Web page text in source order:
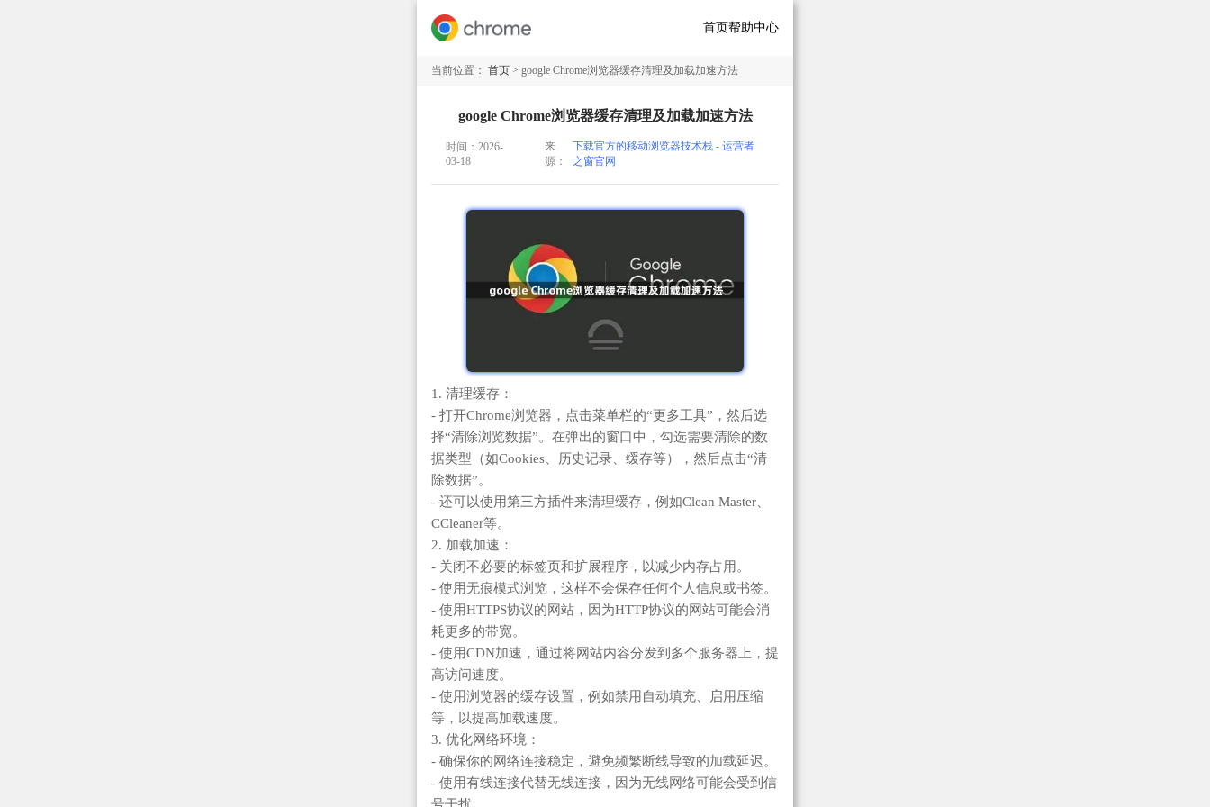
首页帮助中心
当前位置： 首页 > google Chrome浏览器缓存清理及加载加速方法
google Chrome浏览器缓存清理及加载加速方法
时间：2026-
03-18
来
源：
下载官方的移动浏览器技术栈 - 运营者
之窗官网
1. 清理缓存：
- 打开Chrome浏览器，点击菜单栏的“更多工具”，然后选
择“清除浏览数据”。在弹出的窗口中，勾选需要清除的数
据类型（如Cookies、历史记录、缓存等），然后点击“清
除数据”。
- 还可以使用第三方插件来清理缓存，例如Clean Master、
CCleaner等。
2. 加载加速：
- 关闭不必要的标签页和扩展程序，以减少内存占用。
- 使用无痕模式浏览，这样不会保存任何个人信息或书签。
- 使用HTTPS协议的网站，因为HTTP协议的网站可能会消
耗更多的带宽。
- 使用CDN加速，通过将网站内容分发到多个服务器上，提
高访问速度。
- 使用浏览器的缓存设置，例如禁用自动填充、启用压缩
等，以提高加载速度。
3. 优化网络环境：
- 确保你的网络连接稳定，避免频繁断线导致的加载延迟。
- 使用有线连接代替无线连接，因为无线网络可能会受到信